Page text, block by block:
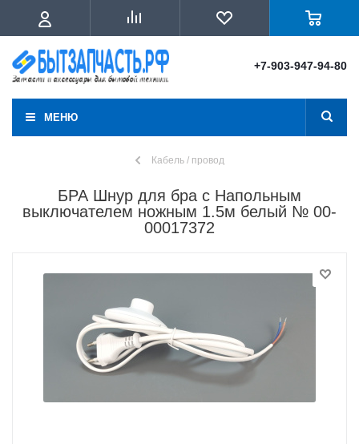
+7-903-947-94-80
МЕНЮ
Кабель / провод
БРА Шнур для бра с Напольным
выключателем ножным 1.5м белый № 00-
00017372